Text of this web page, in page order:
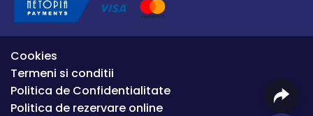
Cookies
Termeni si conditii
Politica de Confidentialitate
Politica de rezervare online